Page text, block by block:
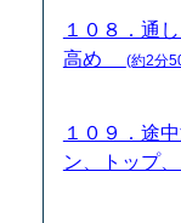
１０８．通
高め
(約2分
１０９．途
ン、トップ